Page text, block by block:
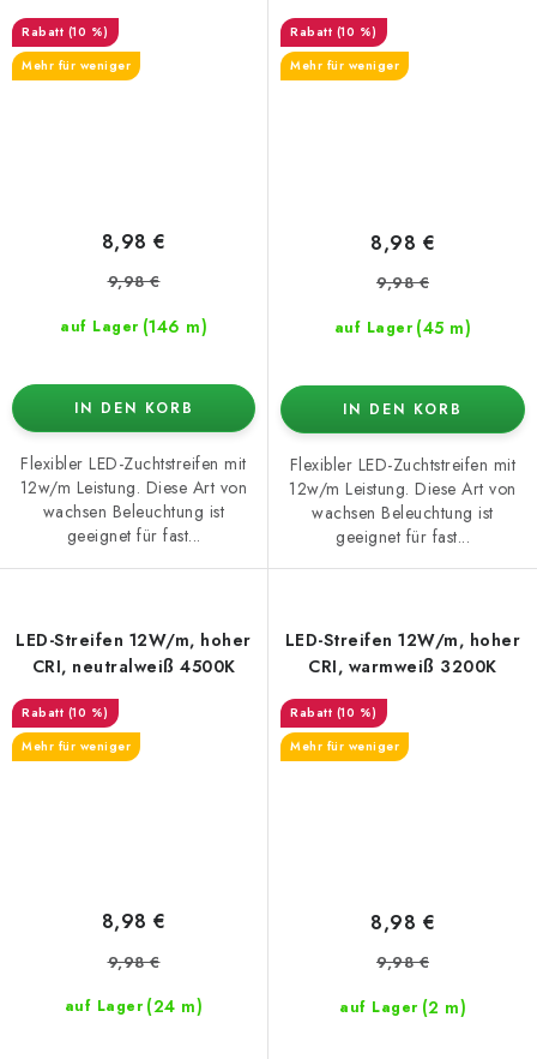
(10 %)
Mehr für weniger
auf Lager (146 m)
8,98 €
9,98 €
IN DEN KORB
Flexibler LED-Zuchtstreifen mit
12w/m Leistung. Diese Art von
wachsen Beleuchtung ist
geeignet für fast...
(10 %)
Mehr für weniger
auf Lager (45 m)
8,98 €
9,98 €
IN DEN KORB
Flexibler LED-Zuchtstreifen mit
12w/m Leistung. Diese Art von
wachsen Beleuchtung ist
geeignet für fast...
LED-Streifen 12W/m, hoher
CRI, neutralweiß 4500K
(10 %)
Mehr für weniger
auf Lager (24 m)
8,98 €
9,98 €
LED-Streifen 12W/m, hoher
CRI, warmweiß 3200K
(10 %)
Mehr für weniger
auf Lager (2 m)
8,98 €
9,98 €